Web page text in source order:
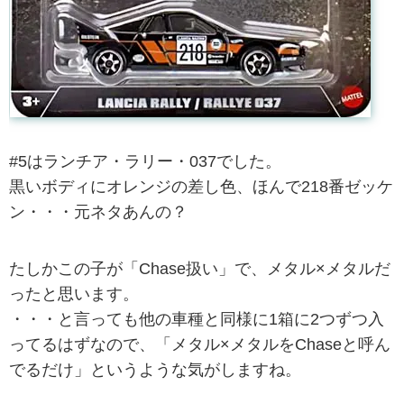
#5はランチア・ラリー・037でした。
黒いボディにオレンジの差し色、ほんで218番ゼッケ
ン・・・元ネタあんの？
たしかこの子が「Chase扱い」で、メタル×メタルだ
ったと思います。
・・・と言っても他の車種と同様に1箱に2つずつ入
ってるはずなので、「メタル×メタルをChaseと呼ん
でるだけ」というような気がしますね。